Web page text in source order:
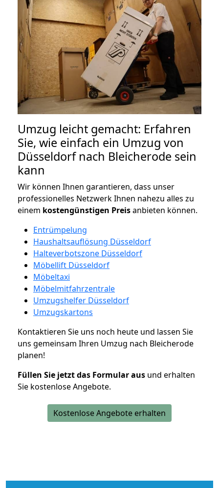
Umzug leicht gemacht: Erfahren
Sie, wie einfach ein Umzug von
Düsseldorf nach Bleicherode sein
kann
Wir können Ihnen garantieren, dass unser
professionelles Netzwerk Ihnen nahezu alles zu
einem kostengünstigen Preisanbieten können.
Entrümpelung
Haushaltsauflösung Düsseldorf
Halteverbotszone Düsseldorf
Möbellift Düsseldorf
Möbeltaxi
Möbelmitfahrzentrale
Umzugshelfer Düsseldorf
Umzugskartons
Kontaktieren Sie uns noch heute und lassen Sie
uns gemeinsam Ihren Umzug nach Bleicherode
planen!
Füllen Sie jetzt das Formular aus und erhalten
Sie kostenlose Angebote.
Kostenlose Angebote erhalten